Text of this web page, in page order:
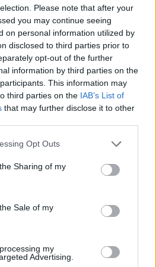
Please note that after your
you may continue seeing
on personal information utilized by
disclosed to third parties prior to
opt-out of the further
information by third parties on the
This information may
third parties on the IAB’s List of
that may further disclose it to other
app uses one or more Google
usage behaviour. You may click to
and its third-party tags to
purposes in below Google
Opt Outs
Sharing of my
Sale of my
my
Advertising.
van Nederland, vooral voor
te melden, zoals een